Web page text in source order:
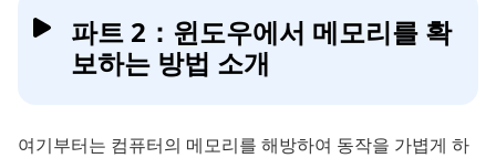
파트 2：윈도우에서 메모리를 확
보하는 방법 소개
여기부터는 컴퓨터의 메모리를 해방하여 동작을 가볍게 하